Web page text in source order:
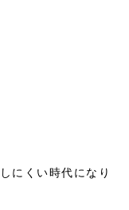
にくい時代になり